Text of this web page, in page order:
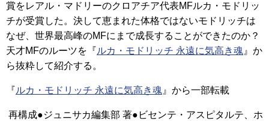
賞をレアル・マドリーのクロアチア代表MFルカ・モドリッ
チが受賞した。決して恵まれた体格ではないモドリッチは
なぜ、世界最高峰のMFにまで成長することができたのか？
天才MFのルーツを『ルカ・モドリッチ 永遠に気高き魂』か
ら抜粋して紹介する。
『ルカ・モドリッチ 永遠に気高き魂』から一部転載
再構成●ジュニサカ編集部 著●ビセンテ・アスピタルテ、ホ